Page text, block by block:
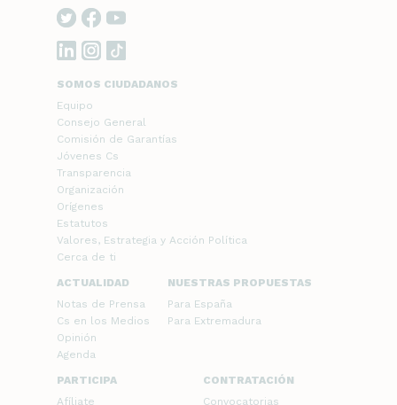
SOMOS CIUDADANOS
Equipo
Consejo General
Comisión de Garantías
Jóvenes Cs
Transparencia
Organización
Orígenes
Estatutos
Valores, Estrategia y Acción Política
Cerca de ti
ACTUALIDAD
Notas de Prensa
Cs en los Medios
Opinión
Agenda
NUESTRAS PROPUESTAS
Para España
Para Extremadura
PARTICIPA
Afíliate
CONTRATACIÓN
Convocatorias